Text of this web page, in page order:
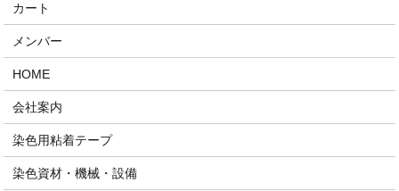
カート
メンバー
HOME
会社案内
染色用粘着テープ
染色資材・機械・設備